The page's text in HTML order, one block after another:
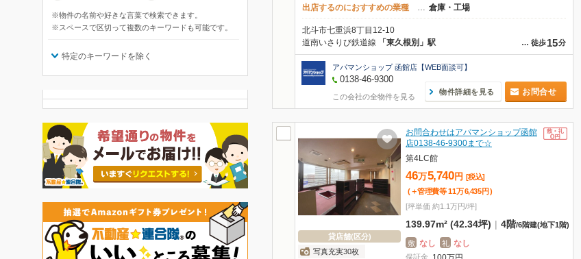
※物件の名前や好きな言葉で検索できます。
※スペースで区切って複数のキーワードも可能です。
特定のキーワードを除く
出店するのにおすすめの業種
… 倉庫・工場
北斗市七重浜8丁目12-10
… 徒歩15分
道南いさりび鉄道線 「東久根別」駅
アパマンショップ 函館店【WEB面談可】
0138-46-9300
この会社の全物件を見る
物件詳細を見る お問合せ
貸店舗(区分)
写真充実30枚
お問合わせはアパマンショップ函館
店0138-46-9300まで☆
第4LC館
46万5,740 円
[税込]
(＋管理費等 11万6,435 円 )
[坪単価 約1.1万円/坪]
139.97m² (42.34坪) | 4階/6階建(地下1階)
敷 なし 礼 なし
保証金